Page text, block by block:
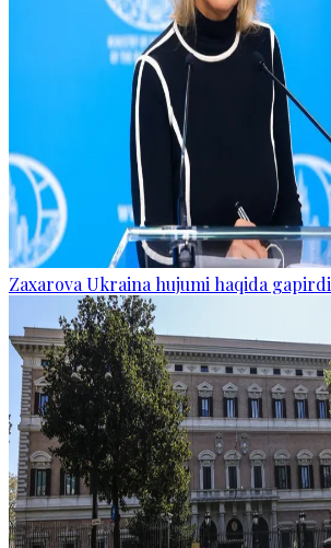
Zaxarova Ukraina hujumi haqida gapirdi